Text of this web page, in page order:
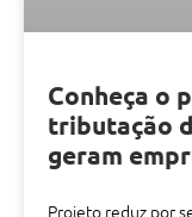
Conheça o
tributação
geram
Projeto reduz por